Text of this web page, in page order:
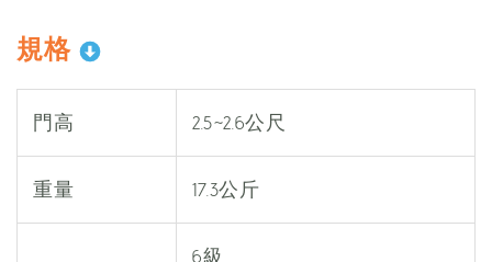
規格
門高 2.5~2.6公尺
重量 17.3公斤
6級